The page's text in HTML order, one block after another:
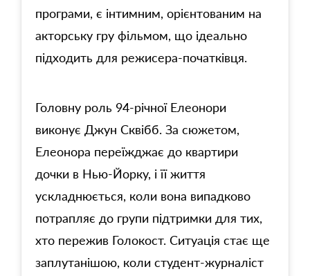
програми, є інтимним, орієнтованим на
акторську гру фільмом, що ідеально
підходить для режисера-початківця.
Головну роль 94-річної Елеонори
виконує Джун Сквібб. За сюжетом,
Елеонора переїжджає до квартири
дочки в Нью-Йорку, і її життя
ускладнюється, коли вона випадково
потрапляє до групи підтримки для тих,
хто пережив Голокост. Ситуація стає ще
заплутанішою, коли студент-журналіст